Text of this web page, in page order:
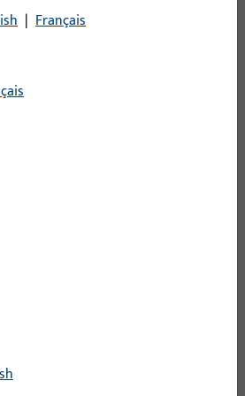
nebo objednávku zboží se
Vytvořit účet
| Français